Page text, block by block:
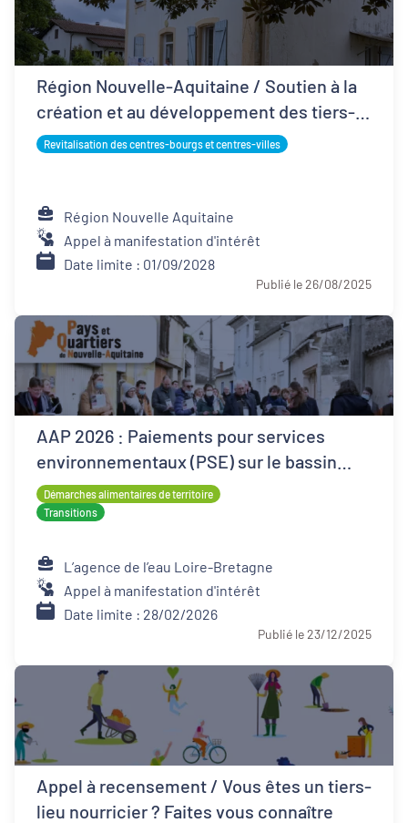
Région Nouvelle-Aquitaine / Soutien à la
création et au développement des tiers-
lieux
Revitalisation des centres-bourgs et centres-villes
Région Nouvelle Aquitaine
Appel à manifestation d'intérêt
Date limite : 01/09/2028
Publié le 26/08/2025
AAP 2026 : Paiements pour services
environnementaux (PSE) sur le bassin
Loire-Bretagne
Démarches alimentaires de territoire
Transitions
L’agence de l’eau Loire-Bretagne
Appel à manifestation d'intérêt
Date limite : 28/02/2026
Publié le 23/12/2025
Appel à recensement / Vous êtes un tiers-
lieu nourricier ? Faites vous connaître